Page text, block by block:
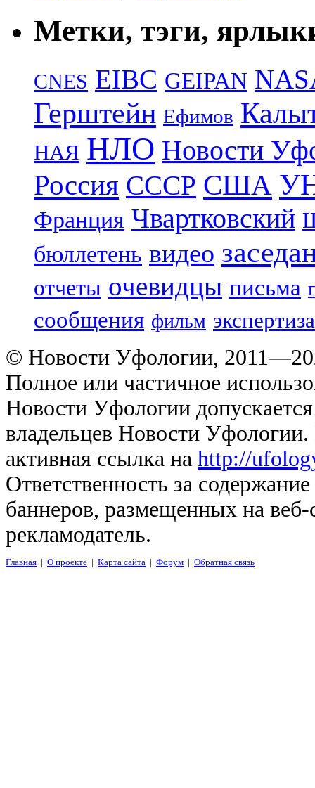
Метки, тэги,
CNES EIBC GEIPAN
Герштейн Ефимов
НАЯ НЛО Новости
Россия СССР США
Франция Чвартковский
бюллетень видео
отчеты очевидцы письма
сообщения фильм экспертиза
© Новости Уфологии,
Полное или частичное
Новости Уфологии
владельцев Новости
активная ссылка на http://
Ответственность за
баннеров, размещенных на
рекламодатель.
Главная | О проекте | Карта сайта | Форум | Обратная связь